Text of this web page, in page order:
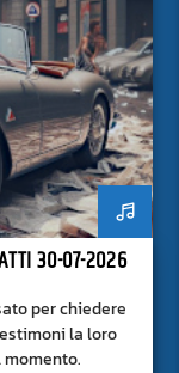
30-07-2026
per chiedere
la loro